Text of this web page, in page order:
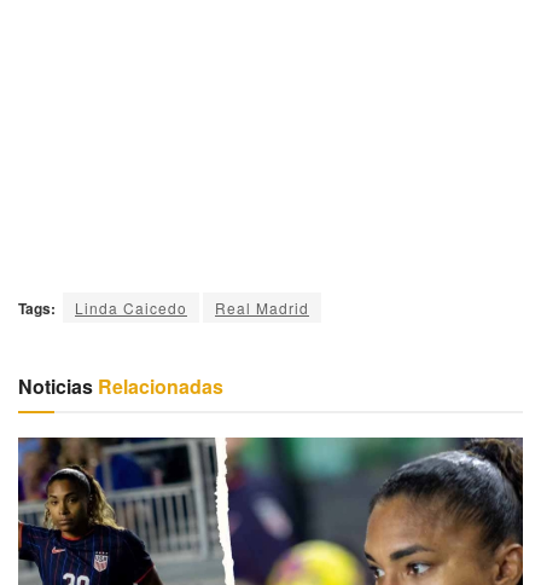
Tags: Linda Caicedo Real Madrid
Noticias Relacionadas